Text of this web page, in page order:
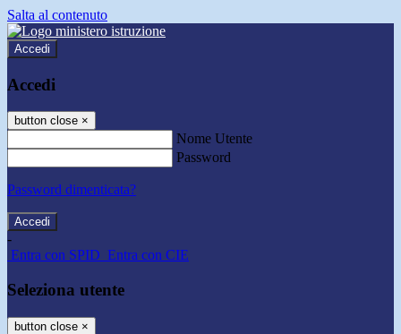
Salta al contenuto
Accedi
Accedi
button close ×
Nome Utente
Password
Password dimenticata?
-
Entra con SPID Entra con CIE
Seleziona utente
button close ×